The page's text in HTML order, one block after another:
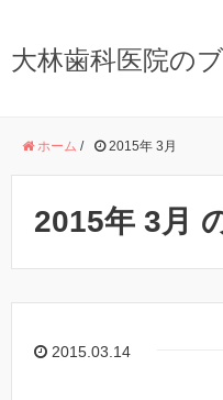
大林歯科医院の
ホーム / 2015年 3月
2015年 3月
2015.03.14